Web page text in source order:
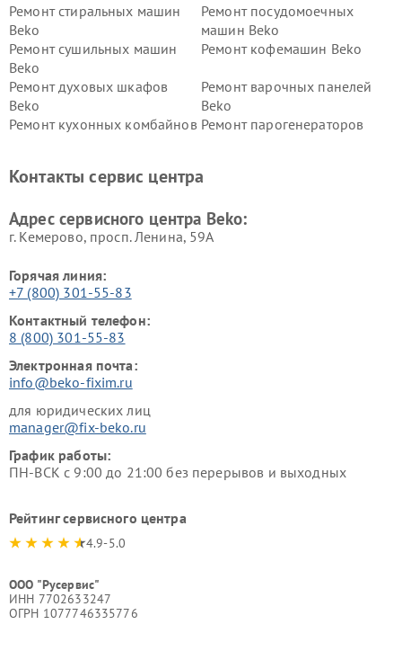
Ремонт стиральных машин
Beko
Ремонт посудомоечных
машин Beko
Ремонт сушильных машин
Beko
Ремонт кофемашин Beko
Ремонт духовых шкафов
Beko
Ремонт варочных панелей
Beko
Ремонт кухонных комбайнов Ремонт парогенераторов
Ремонт холодильников Beko Ремонт морозильных камер
Контакты сервис центра
Адрес сервисного центра Beko:
г. Кемерово, просп. Ленина, 59А
Горячая линия:
+7 (800) 301-55-83
Контактный телефон:
8 (800) 301-55-83
Электронная почта:
info@beko-fixim.ru
для юридических лиц
manager@fix-beko.ru
График работы:
ПН-ВСК с 9:00 до 21:00 без перерывов и выходных
Рейтинг сервисного центра
4.9-5.0
ООО "Русервис"
ИНН 7702633247
ОГРН 1077746335776